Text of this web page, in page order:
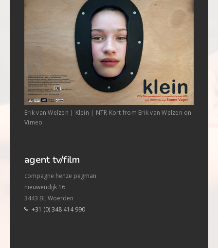
Erik van Welzen | Klein | NTR Kort from Erik van Welzen on
Vimeo.
agent tv/film
compagne henze pegman
nieuwendijk 16
3443 BL Woerden
+31 (0) 348 414 990